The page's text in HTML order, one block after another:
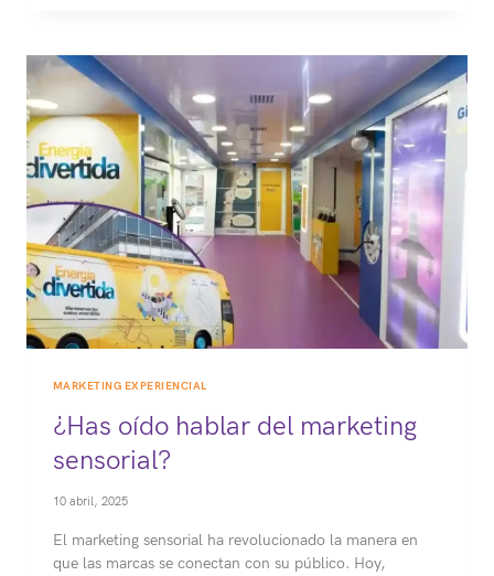
INMERSIVAS
MARKETING EXPERIENCIAL
¿Has oído hablar del marketing
sensorial?
10 abril, 2025
El marketing sensorial ha revolucionado la manera en
que las marcas se conectan con su público. Hoy,